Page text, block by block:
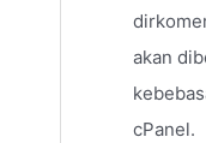
akan
cPanel.